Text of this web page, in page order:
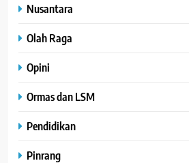
Nusantara
Olah Raga
Opini
Ormas dan LSM
Pendidikan
Pinrang